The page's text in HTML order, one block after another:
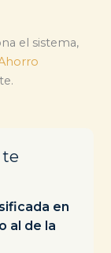
el sistema,
te
en
al de la